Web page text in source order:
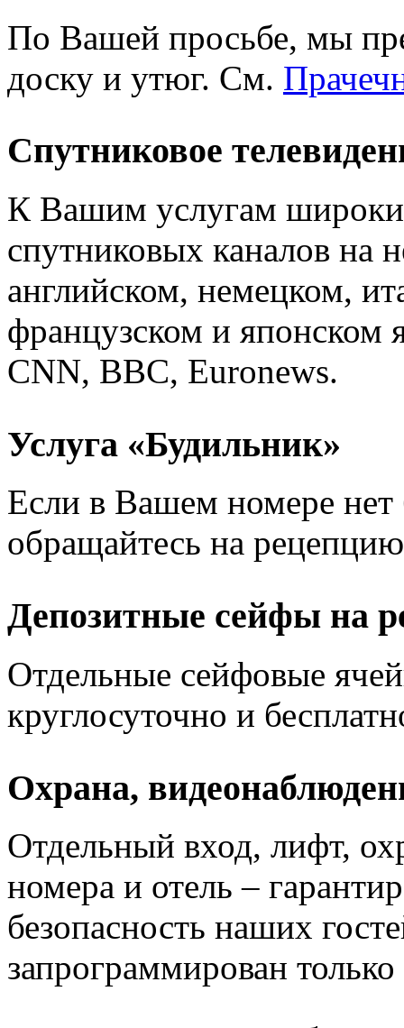
По Вашей просьбе, мы
доску и утюг. См.
Спутниковое
К Вашим услугам
спутниковых каналов на
английском, немецком,
французском и японском
CNN, BBC, Euronews.
Услуга «Будильник»
Если в Вашем номере нет
обращайтесь на
Депозитные сейфы на
Отдельные сейфовые
круглосуточно и
Охрана,
Отдельный вход, лифт,
номера и отель –
безопасность наших
запрограммирован